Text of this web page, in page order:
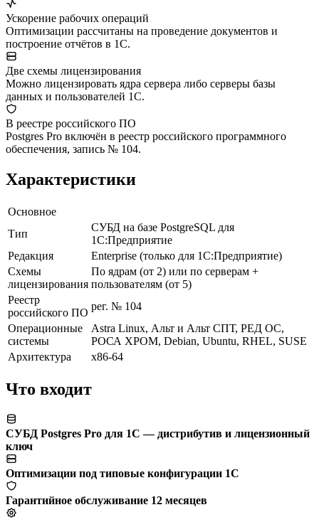
Ускорение рабочих операций
Оптимизации рассчитаны на проведение документов и
построение отчётов в 1С.
Две схемы лицензирования
Можно лицензировать ядра сервера либо серверы базы
данных и пользователей 1С.
В реестре российского ПО
Postgres Pro включён в реестр российского программного
обеспечения, запись № 104.
Характеристики
Основное
Тип
СУБД на базе PostgreSQL для
1С:Предприятие
Редакция
Enterprise (только для 1С:Предприятие)
Схемы
лицензирования
По ядрам (от 2) или по серверам +
пользователям (от 5)
Реестр
российского ПО
рег. № 104
Операционные
системы
Astra Linux, Альт и Альт СПТ, РЕД ОС,
РОСА ХРОМ, Debian, Ubuntu, RHEL, SUSE
Архитектура
x86-64
Что входит
СУБД Postgres Pro для 1С — дистрибутив и лицензионный
ключ
Оптимизации под типовые конфигурации 1С
Гарантийное обслуживание 12 месяцев